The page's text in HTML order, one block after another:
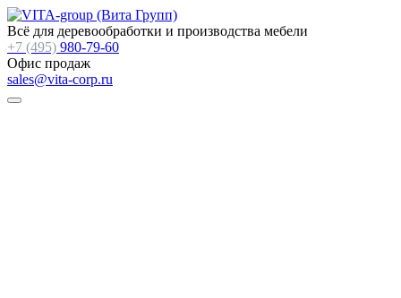
Всё для деревообработки и производства мебели
+7 (495) 980-79-60
Офис продаж
sales@vita-corp.ru